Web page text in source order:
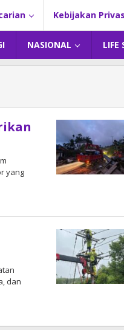
Kebijakan
NASIONAL LIFE
yang
dan